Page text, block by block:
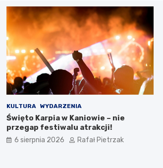
KULTURA WYDARZENIA
Święto Karpia w Kaniowie – nie
przegap festiwalu atrakcji!
6 sierpnia 2026 Rafał Pietrzak